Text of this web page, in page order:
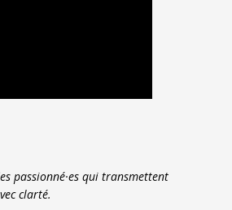
passionné·es qui transmettent
clarté.